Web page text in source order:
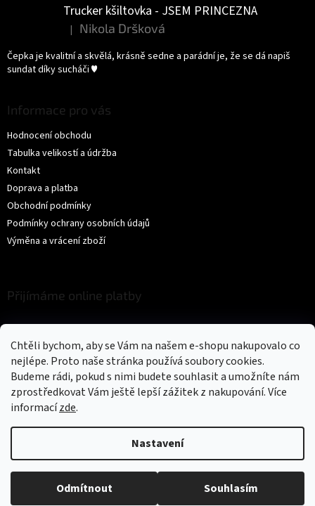
Chtěli bychom, aby se Vám na našem e-shopu nakupovalo co
nejlépe. Proto naše stránka používá soubory cookies.
Budeme rádi, pokud s nimi budete souhlasit a umožníte nám
zprostředkovat Vám ještě lepší zážitek z nakupování.Více
informacízde.
Nastavení
Odmítnout Souhlasím
Trucker kšiltovka - JSEM PRINCEZNA
Hodnocení produktu je 5 z 5 hvězdiček.
| Nikola Dršková
Čepka je kvalitní a skvělá, krásně sedne a parádní je, že se dá napiš
sundat díky sucháči ♥️
Informace pro vás
Hodnocení obchodu
Tabulka velikostí a údržba
Kontakt
Doprava a platba
Obchodní podmínky
Podmínky ochrany osobních údajů
Výměna a vrácení zboží
Přijímáme online platby
Vytvořil Shoptet
. Všechna práva vyhrazena.
cookies
Could not load widget.